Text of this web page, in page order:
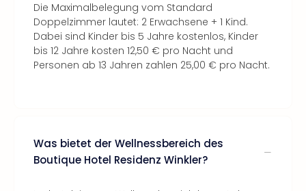
Die Maximalbelegung vom Standard
Doppelzimmer lautet: 2 Erwachsene + 1 Kind.
Dabei sind Kinder bis 5 Jahre kostenlos, Kinder
bis 12 Jahre kosten 12,50 € pro Nacht und
Personen ab 13 Jahren zahlen 25,00 € pro Nacht.
Was bietet der Wellnessbereich des
Boutique Hotel Residenz Winkler?